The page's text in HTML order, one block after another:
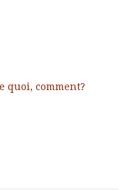
quoi, comment?